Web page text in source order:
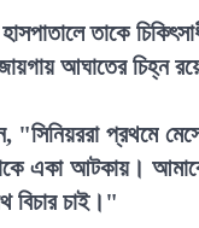
তাকে
আঘাতের চিহ্ন
প্রথমে
একা আটকায়। আমাকে
বিচার চাই।"